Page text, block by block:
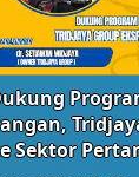
Sektor